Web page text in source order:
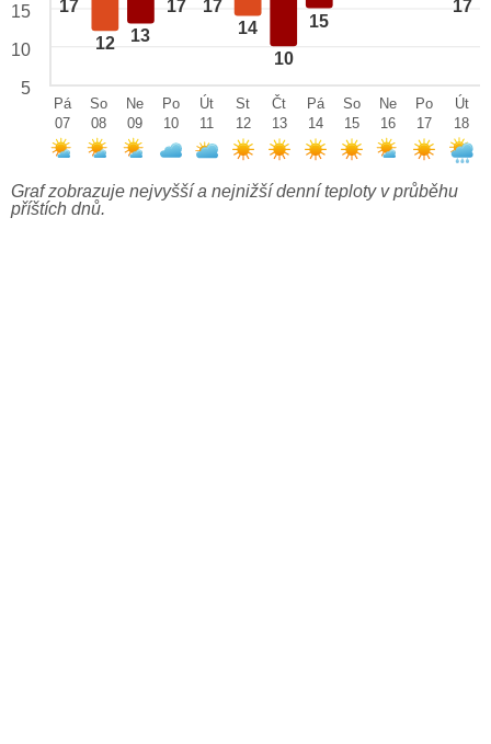
17
12 13
17 17
14
10
15
17
15
10
5
Pá
07
So
08
Ne
09
Po
10
Út
11
St
12
Čt
13
Pá
14
So
15
Ne
16
Po
17
Út
18
Graf zobrazuje nejvyšší a nejnižší denní teploty v průběhu
příštích dnů.